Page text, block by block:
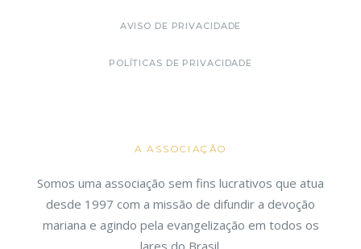
AVISO DE PRIVACIDADE
POLÍTICAS DE PRIVACIDADE
A ASSOCIAÇÃO
Somos uma associação sem fins lucrativos que atua
desde 1997 com a missão de difundir a devoção
mariana e agindo pela evangelização em todos os
lares do Brasil.